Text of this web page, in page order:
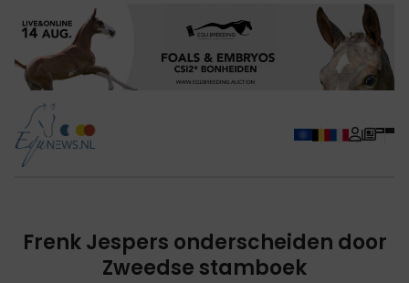
Frenk Jespers onderscheiden door
Zweedse stamboek